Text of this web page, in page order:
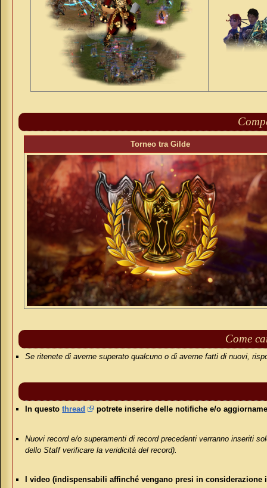
Torneo tra Gilde
Come
Se ritenete di averne superato qualcuno o di averne fatti di nuovi,
In questothread potrete inserire delle notifiche e/o
Nuovi record e/o superamenti di record precedenti verranno inseriti
dello Staff verificare la veridicità del record).
I video (indispensabili affinché vengano presi in